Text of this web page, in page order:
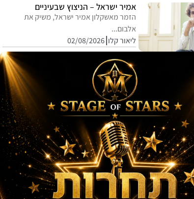
אמיר ישראל – הניצוץ שבעיניים
הזמר מאשקלון אמיר ישראל, משיק את
אלבום...
ליאור קלו 02/08/2026